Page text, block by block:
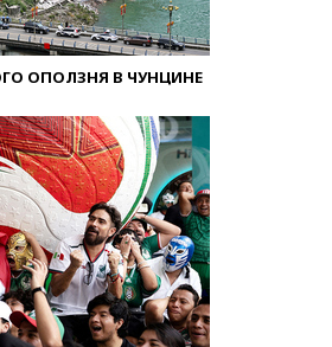
ОПОЛЗНЯ В ЧУНЦИНЕ